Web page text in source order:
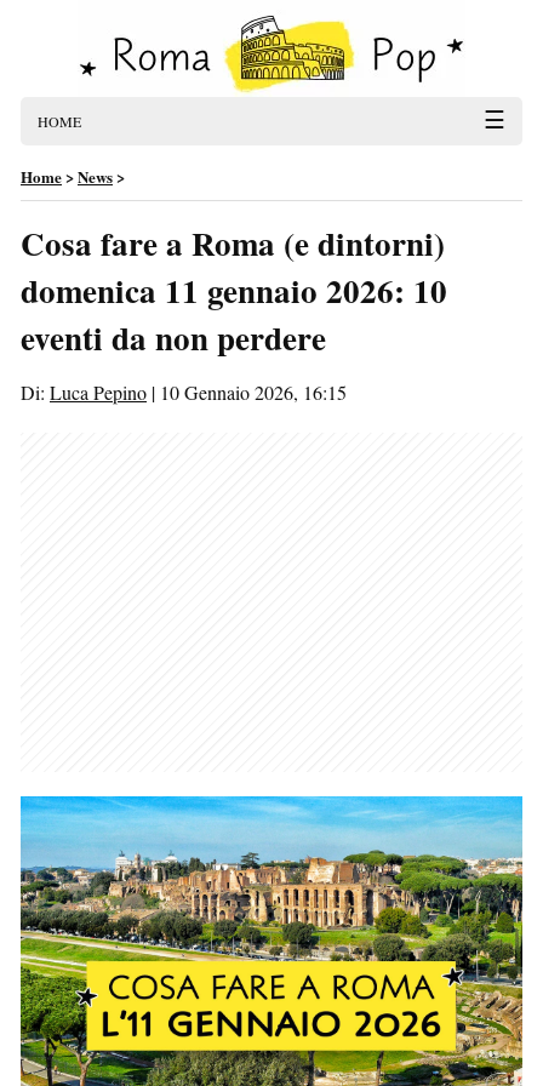
HOME ☰
Home>News>
Cosa fare a Roma (e dintorni)
domenica 11 gennaio 2026: 10
eventi da non perdere
Di: Luca Pepino | 10 Gennaio 2026, 16:15